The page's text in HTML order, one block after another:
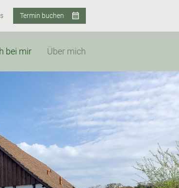
Termin buchen
bei mir Über mich